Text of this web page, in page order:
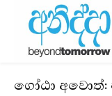
ගෝඨා අවොත්: